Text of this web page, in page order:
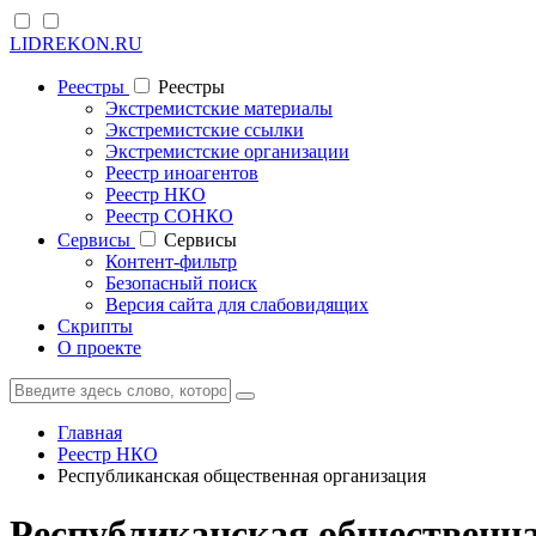
LIDREKON.RU
Реестры
Реестры
Экстремистские материалы
Экстремистские ссылки
Экстремистские организации
Реестр иноагентов
Реестр НКО
Реестр СОНКО
Cервисы
Cервисы
Контент-фильтр
Безопасный поиск
Версия сайта для слабовидящих
Скрипты
О проекте
Главная
Реестр НКО
Республиканская общественная организация